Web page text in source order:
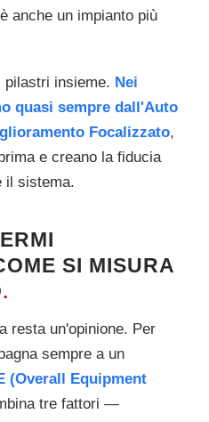
anche un impianto più
insieme. Nei
quasi sempre dall'Auto
Focalizzato,
e creano la fiducia
il sistema.
SI MISURA
.
resta un'opinione. Per
sempre a un
(Overall Equipment
tre fattori —